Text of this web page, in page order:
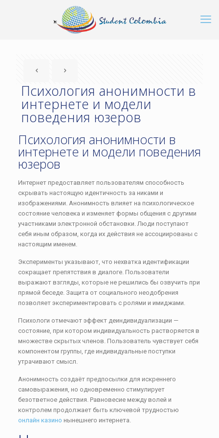
Психология анонимности в
интернете и модели
поведения юзеров
Психология анонимности в
интернете и модели поведения
юзеров
Интернет предоставляет пользователям способность
скрывать настоящую идентичность за никами и
изображениями. Анонимность влияет на психологическое
состояние человека и изменяет формы общения с другими
участниками электронной обстановки. Люди поступают
себя иным образом, когда их действия не ассоциированы с
настоящим именем.
Эксперименты указывают, что нехватка идентификации
сокращает препятствия в диалоге. Пользователи
выражают взгляды, которые не решились бы озвучить при
прямой беседе. Защита от социального неодобрения
позволяет экспериментировать с ролями и имиджами.
Психологи отмечают эффект деиндивидуализации —
состояние, при котором индивидуальность растворяется в
множестве скрытых членов. Пользователь чувствует себя
компонентом группы, где индивидуальные поступки
утрачивают смысл.
Анонимность создаёт предпосылки для искреннего
самовыражения, но одновременно стимулирует
безответное действия. Равновесие между волей и
контролем продолжает быть ключевой трудностью
онлайн казино нынешнего интернета.